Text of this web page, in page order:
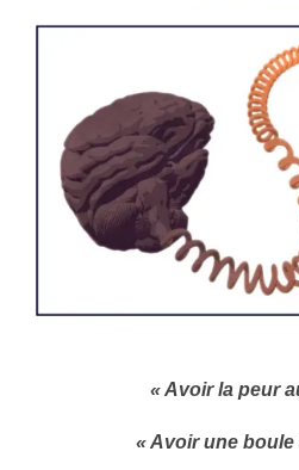
« Avoir la peur
« Avoir une boule